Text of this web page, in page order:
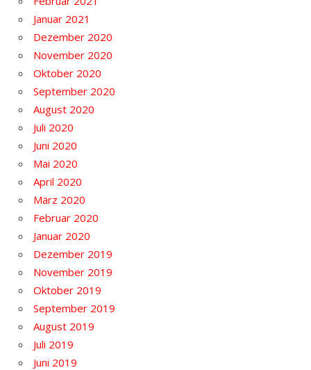
Januar 2021
Dezember 2020
November 2020
Oktober 2020
September 2020
August 2020
Juli 2020
Juni 2020
Mai 2020
April 2020
März 2020
Februar 2020
Januar 2020
Dezember 2019
November 2019
Oktober 2019
September 2019
August 2019
Juli 2019
Juni 2019